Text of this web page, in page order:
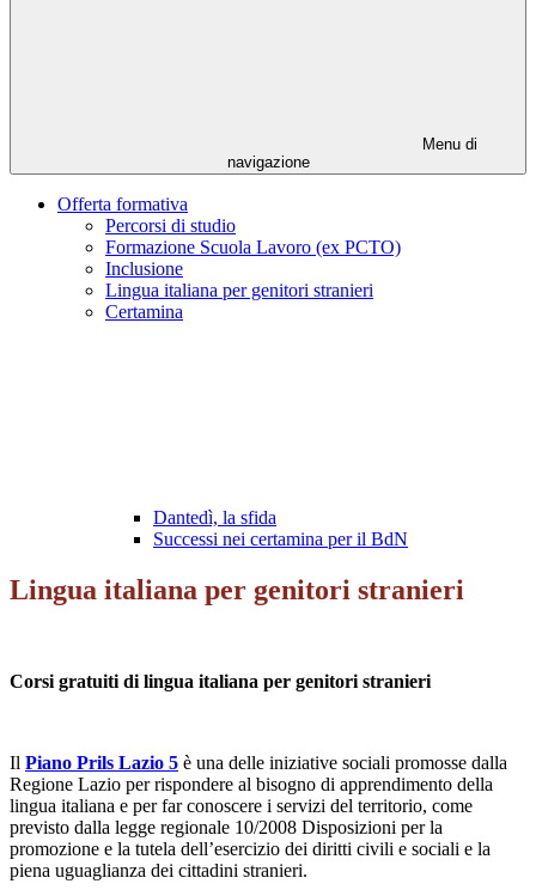
Menu di
navigazione
Offerta formativa
Percorsi di studio
Formazione Scuola Lavoro (ex PCTO)
Inclusione
Lingua italiana per genitori stranieri
Certamina
Dantedì, la sfida
Successi nei certamina per il BdN
Lingua italiana per genitori stranieri
Corsi gratuiti di lingua italiana per genitori stranieri
Il Piano Prils Lazio 5 è una delle iniziative sociali promosse dalla
Regione Lazio per rispondere al bisogno di apprendimento della
lingua italiana e per far conoscere i servizi del territorio, come
previsto dalla legge regionale 10/2008 Disposizioni per la
promozione e la tutela dell’esercizio dei diritti civili e sociali e la
piena uguaglianza dei cittadini stranieri.